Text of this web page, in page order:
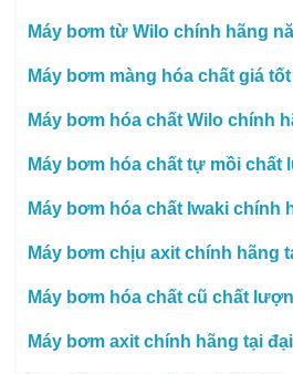
Máy bơm từ Wilo chính hãng
Máy bơm màng hóa chất giá
Máy bơm hóa chất Wilo chính
Máy bơm hóa chất tự mồi chất
Máy bơm hóa chất Iwaki chính
Máy bơm chịu axit chính hãng
Máy bơm hóa chất cũ chất
Máy bơm axit chính hãng tại